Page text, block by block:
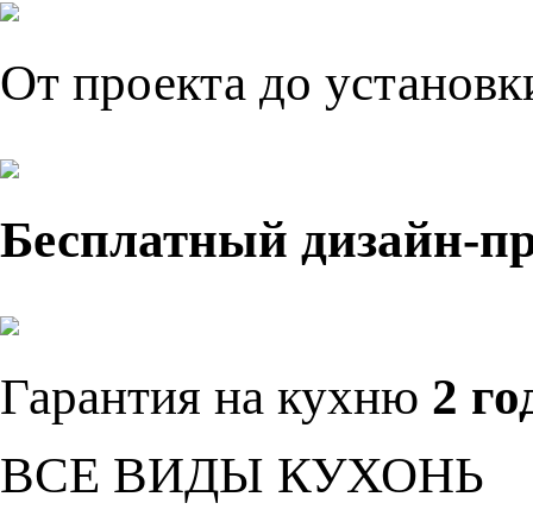
От проекта до
Бесплатный дизайн-
Гарантия на кухню 2
ВСЕ ВИДЫ КУХОНЬ